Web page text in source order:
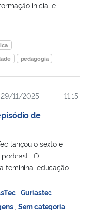
inicial e
pedagogia
29/11/2025 11:15
de
lançou o sexto e
podcast. O
feminina, educação
Guriastec
Sem categoria